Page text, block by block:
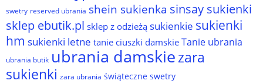
swetry reserved ubrania shein sukienka sinsay sukienki
sklep ebutik.pl sklep z odzieżą sukienkie sukienki
hm sukienki letne tanie ciuszki damskie Tanie ubrania
ubrania butik ubrania damskiezara
sukienki zara ubrania świąteczne swetry